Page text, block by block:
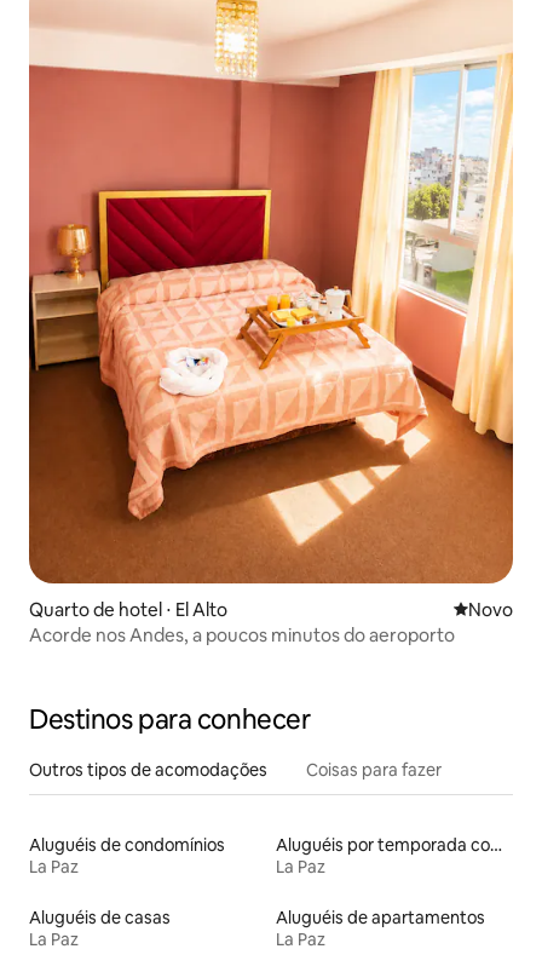
Quarto de hotel ⋅ El Alto Novo
Novo
Acorde nos Andes, a poucos minutos do aeroporto
Destinos para conhecer
Outros tipos de acomodações Coisas para fazer
Aluguéis de condomínios
La Paz
Aluguéis por temporada com suítes privativas
La Paz
Aluguéis de casas
La Paz
Aluguéis de apartamentos
La Paz